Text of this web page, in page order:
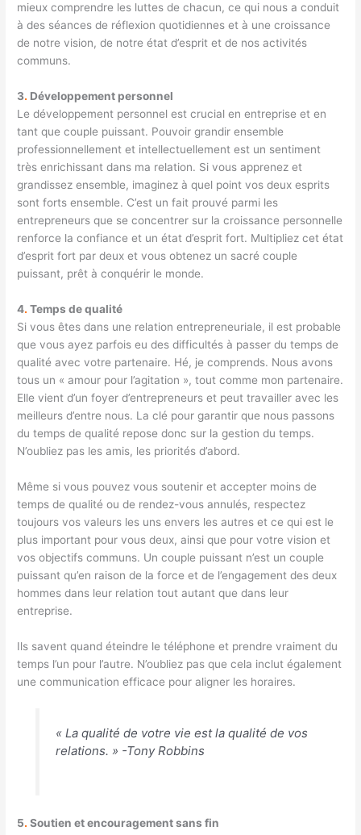
mieux comprendre les luttes de chacun, ce qui nous a conduit
à des séances de réflexion quotidiennes et à une croissance
de notre vision, de notre état d’esprit et de nos activités
communs.
3. Développement personnel
Le développement personnel est crucial en entreprise et en
tant que couple puissant. Pouvoir grandir ensemble
professionnellement et intellectuellement est un sentiment
très enrichissant dans ma relation. Si vous apprenez et
grandissez ensemble, imaginez à quel point vos deux esprits
sont forts ensemble. C’est un fait prouvé parmi les
entrepreneurs que se concentrer sur la croissance personnelle
renforce la confiance et un état d’esprit fort. Multipliez cet état
d’esprit fort par deux et vous obtenez un sacré couple
puissant, prêt à conquérir le monde.
4. Temps de qualité
Si vous êtes dans une relation entrepreneuriale, il est probable
que vous ayez parfois eu des difficultés à passer du temps de
qualité avec votre partenaire. Hé, je comprends. Nous avons
tous un « amour pour l’agitation », tout comme mon partenaire.
Elle vient d’un foyer d’entrepreneurs et peut travailler avec les
meilleurs d’entre nous. La clé pour garantir que nous passons
du temps de qualité repose donc sur la gestion du temps.
N’oubliez pas les amis, les priorités d’abord.
Même si vous pouvez vous soutenir et accepter moins de
temps de qualité ou de rendez-vous annulés, respectez
toujours vos valeurs les uns envers les autres et ce qui est le
plus important pour vous deux, ainsi que pour votre vision et
vos objectifs communs. Un couple puissant n’est un couple
puissant qu’en raison de la force et de l’engagement des deux
hommes dans leur relation tout autant que dans leur
entreprise.
Ils savent quand éteindre le téléphone et prendre vraiment du
temps l’un pour l’autre. N’oubliez pas que cela inclut également
une communication efficace pour aligner les horaires.
« La qualité de votre vie est la qualité de vos
relations. » -Tony Robbins
5. Soutien et encouragement sans fin